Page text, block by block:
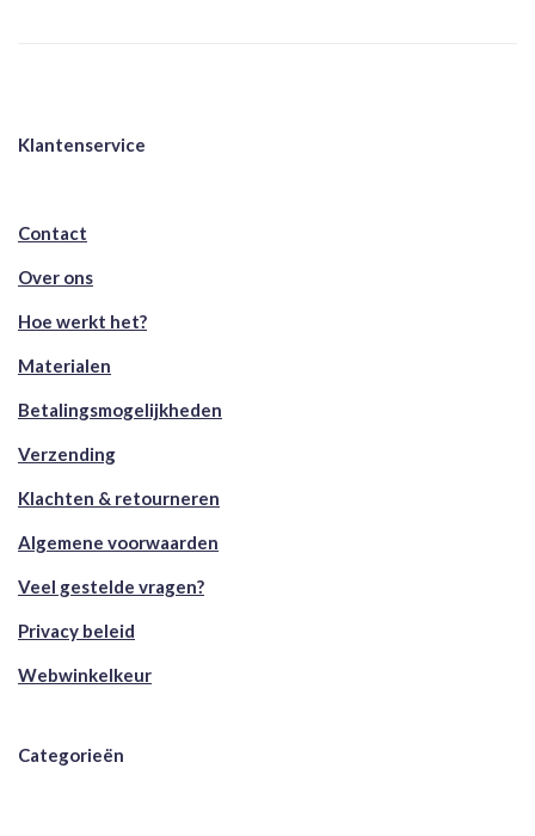
Klantenservice
Contact
Over ons
Hoe werkt het?
Materialen
Betalingsmogelijkheden
Verzending
Klachten & retourneren
Algemene voorwaarden
Veel gestelde vragen?
Privacy beleid
Webwinkelkeur
Categorieën